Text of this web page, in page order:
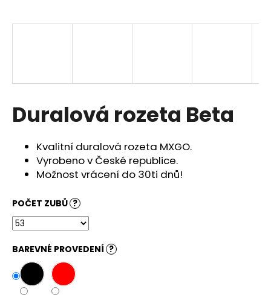
Duralová rozeta Beta
Kvalitní duralová rozeta MXGO.
Vyrobeno v České republice.
Možnost vrácení do 30ti dnů!
POČET ZUBŮ ?
BAREVNÉ PROVEDENÍ ?
j
?
HLEDAT
o
p
o
r
č
u